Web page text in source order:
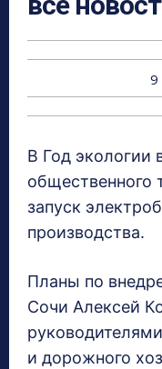
9
В Год экологии
общественного
запуск
производства.
Планы по
Сочи Алексей
и дорожного